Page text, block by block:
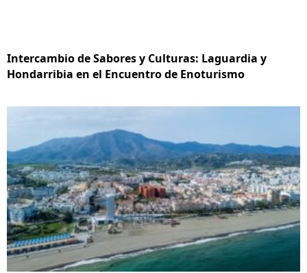
Intercambio de Sabores y Culturas: Laguardia y
Hondarribia en el Encuentro de Enoturismo